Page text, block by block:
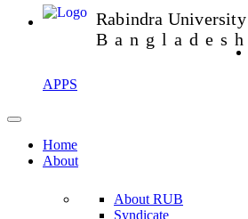
Rabindra University
Bangladesh
APPS
Home
About
About RUB
Syndicate